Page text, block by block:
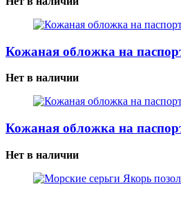
Кожаная обложка на
Нет в наличии
Кожаная обложка на
Нет в наличии